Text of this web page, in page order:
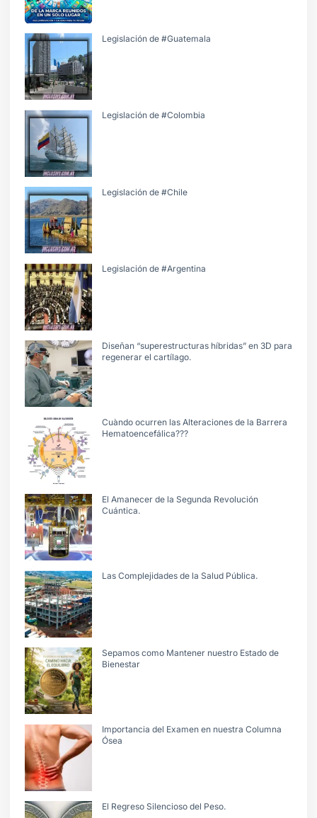
Legislación de #Guatemala
Legislación de #Colombia
Legislación de #Chile
Legislación de #Argentina
Diseñan “superestructuras híbridas” en 3D para
regenerar el cartílago.
Cuàndo ocurren las Alteraciones de la Barrera
Hematoencefálica???
El Amanecer de la Segunda Revolución
Cuántica.
Las Complejidades de la Salud Pública.
Sepamos como Mantener nuestro Estado de
Bienestar
Importancia del Examen en nuestra Columna
Ósea
El Regreso Silencioso del Peso.